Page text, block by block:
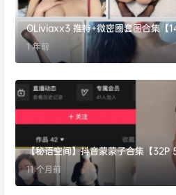
OLiviaxx3 推特+微密圈套图合集【
1 年前
【秘语空间】抖音蒙蒙子合集【32P
11 个月前